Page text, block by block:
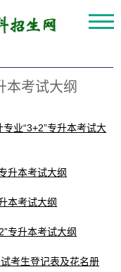
本考试大纲
业“3+2”专升本考试大
升本考试大纲
本考试大纲
专升本考试大纲
考生登记表及花名册